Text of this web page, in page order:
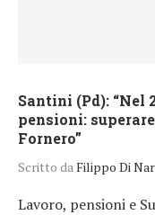
Santini (Pd): “Nel
pensioni:
Fornero”
Scritto da Filippo Di
Lavoro, pensioni e